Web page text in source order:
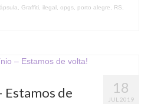
Graffiti ilegal opgs porto alegre RS
18
JUL 2019
Estamos de